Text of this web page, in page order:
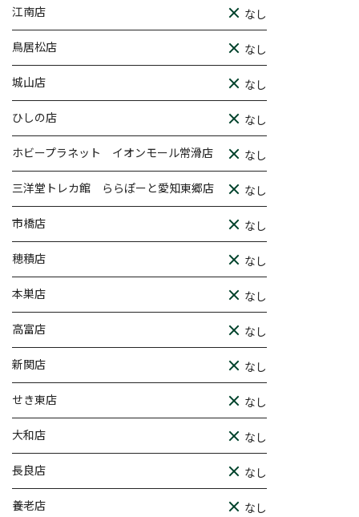
江南店 なし
鳥居松店 なし
城山店 なし
ひしの店 なし
ホビープラネット イオンモール常滑店 なし
三洋堂トレカ館 ららぽーと愛知東郷店 なし
市橋店 なし
穂積店 なし
本巣店 なし
高富店 なし
新関店 なし
せき東店 なし
大和店 なし
長良店 なし
養老店 なし